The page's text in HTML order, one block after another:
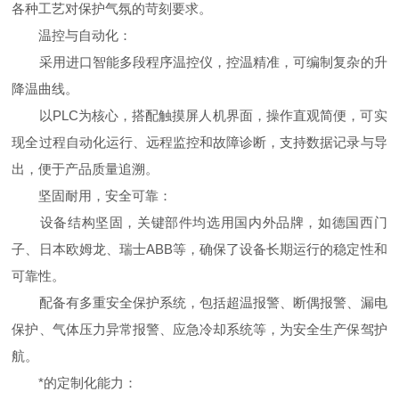
各种工艺对保护气氛的苛刻要求。
温控与自动化：
采用进口智能多段程序温控仪，控温精准，可编制复杂的升
降温曲线。
以PLC为核心，搭配触摸屏人机界面，操作直观简便，可实
现全过程自动化运行、远程监控和故障诊断，支持数据记录与导
出，便于产品质量追溯。
坚固耐用，安全可靠：
设备结构坚固，关键部件均选用国内外品牌，如德国西门
子、日本欧姆龙、瑞士ABB等，确保了设备长期运行的稳定性和
可靠性。
配备有多重安全保护系统，包括超温报警、断偶报警、漏电
保护、气体压力异常报警、应急冷却系统等，为安全生产保驾护
航。
*的定制化能力：